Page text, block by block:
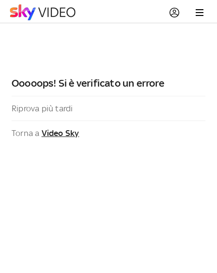
Ooooops! Si è verificato un errore
Riprova più tardi
Torna a Video Sky